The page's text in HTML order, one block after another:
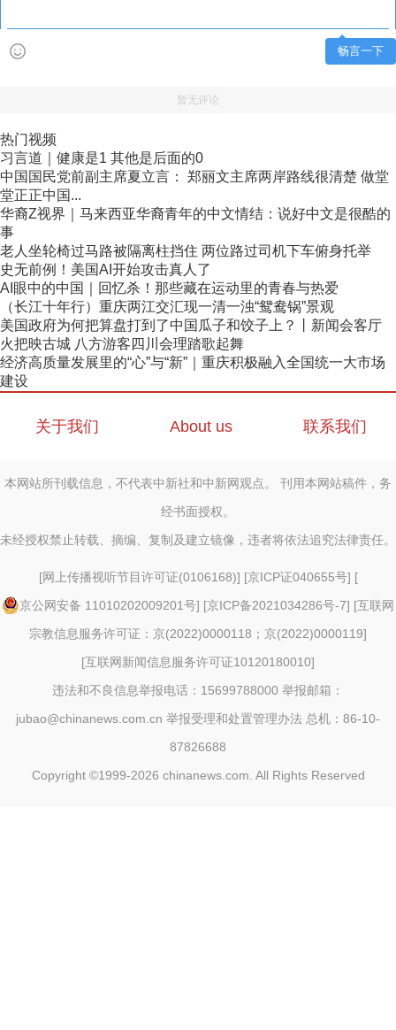
畅言一下
暂无评论
热门视频
习言道｜健康是1 其他是后面的0
中国国民党前副主席夏立言： 郑丽文主席两岸路线很清楚 做堂
堂正正中国...
华裔Z视界｜马来西亚华裔青年的中文情结：说好中文是很酷的
事
老人坐轮椅过马路被隔离柱挡住 两位路过司机下车俯身托举
史无前例！美国AI开始攻击真人了
AI眼中的中国｜回忆杀！那些藏在运动里的青春与热爱
（长江十年行）重庆两江交汇现一清一浊“鸳鸯锅”景观
美国政府为何把算盘打到了中国瓜子和饺子上？丨新闻会客厅
火把映古城 八方游客四川会理踏歌起舞
经济高质量发展里的“心”与“新”｜重庆积极融入全国统一大市场
建设
关于我们 About us 联系我们
本网站所刊载信息，不代表中新社和中新网观点。 刊用本网站稿件，务
经书面授权。
未经授权禁止转载、摘编、复制及建立镜像，违者将依法追究法律责任。
[网上传播视听节目许可证(0106168)] [京ICP证040655号] [
京公网安备 11010202009201号] [京ICP备2021034286号-7] [互联网
宗教信息服务许可证：京(2022)0000118；京(2022)0000119]
[互联网新闻信息服务许可证10120180010]
违法和不良信息举报电话：15699788000 举报邮箱：
jubao@chinanews.com.cn 举报受理和处置管理办法 总机：86-10-
87826688
Copyright ©1999-2026 chinanews.com. All Rights Reserved